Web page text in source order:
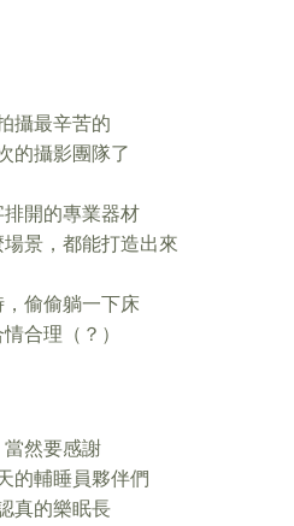
攝最辛苦的
的攝影團隊了
開的專業器材
景，都能打造出來
偷偷躺一下床
合理（？）
然要感謝
的輔睡員夥伴們
真的樂眠長